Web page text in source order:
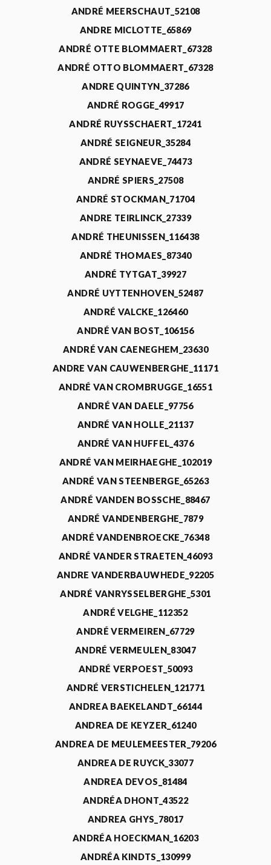
ANDRÉ MEERSCHAUT_52108
ANDRE MICLOTTE_65869
ANDRÉ OTTE BLOMMAERT_67328
ANDRÉ OTTO BLOMMAERT_67328
ANDRE QUINTYN_37286
ANDRÉ ROGGE_49917
ANDRÉ RUYSSCHAERT_17241
ANDRÉ SEIGNEUR_35284
ANDRÉ SEYNAEVE_74473
ANDRÉ SPIERS_27508
ANDRÉ STOCKMAN_71704
ANDRE TEIRLINCK_27339
ANDRÉ THEUNISSEN_116438
ANDRÉ THOMAES_87340
ANDRÉ TYTGAT_39927
ANDRÉ UYTTENHOVEN_52487
ANDRÉ VALCKE_126460
ANDRÉ VAN BOST_106156
ANDRÉ VAN CAENEGHEM_23630
ANDRE VAN CAUWENBERGHE_11171
ANDRÉ VAN CROMBRUGGE_16551
ANDRÉ VAN DAELE_97756
ANDRÉ VAN HOLLE_21137
ANDRÉ VAN HUFFEL_4376
ANDRÉ VAN MEIRHAEGHE_102019
ANDRÉ VAN STEENBERGE_65263
ANDRÉ VANDEN BOSSCHE_88467
ANDRÉ VANDENBERGHE_7879
ANDRÉ VANDENBROECKE_76348
ANDRÉ VANDER STRAETEN_46093
ANDRE VANDERBAUWHEDE_92205
ANDRÉ VANRYSSELBERGHE_5301
ANDRÉ VELGHE_112352
ANDRÉ VERMEIREN_67729
ANDRÉ VERMEULEN_83047
ANDRÉ VERPOEST_50093
ANDRÉ VERSTICHELEN_121771
ANDREA BAEKELANDT_66144
ANDREA DE KEYZER_61240
ANDREA DE MEULEMEESTER_79206
ANDREA DE RUYCK_33077
ANDREA DEVOS_81484
ANDRÉA DHONT_43522
ANDREA GHYS_78017
ANDRÉA HOECKMAN_16203
ANDRÉA KINDTS_130999